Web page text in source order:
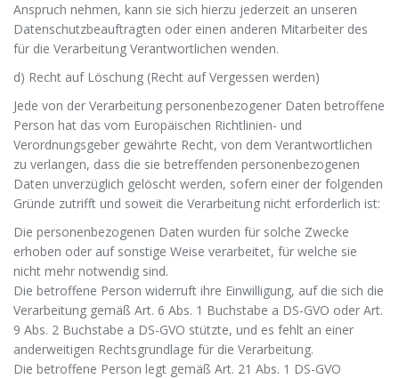
Anspruch nehmen, kann sie sich hierzu jederzeit an unseren
Datenschutzbeauftragten oder einen anderen Mitarbeiter des
für die Verarbeitung Verantwortlichen wenden.
d) Recht auf Löschung (Recht auf Vergessen werden)
Jede von der Verarbeitung personenbezogener Daten betroffene
Person hat das vom Europäischen Richtlinien- und
Verordnungsgeber gewährte Recht, von dem Verantwortlichen
zu verlangen, dass die sie betreffenden personenbezogenen
Daten unverzüglich gelöscht werden, sofern einer der folgenden
Gründe zutrifft und soweit die Verarbeitung nicht erforderlich ist:
Die personenbezogenen Daten wurden für solche Zwecke
erhoben oder auf sonstige Weise verarbeitet, für welche sie
nicht mehr notwendig sind.
Die betroffene Person widerruft ihre Einwilligung, auf die sich die
Verarbeitung gemäß Art. 6 Abs. 1 Buchstabe a DS-GVO oder Art.
9 Abs. 2 Buchstabe a DS-GVO stützte, und es fehlt an einer
anderweitigen Rechtsgrundlage für die Verarbeitung.
Die betroffene Person legt gemäß Art. 21 Abs. 1 DS-GVO